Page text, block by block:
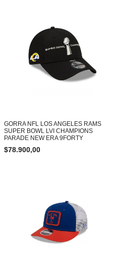
GORRA NFL LOS ANGELES RAMS
SUPER BOWL LVI CHAMPIONS
PARADE NEW ERA 9FORTY
$78.900,00